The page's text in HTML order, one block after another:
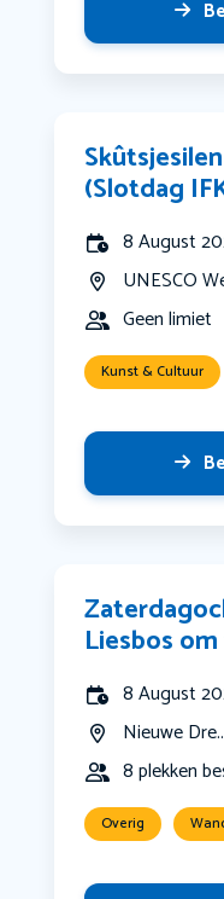
(Slotdag
8 August
UNESCO
Geen limiet
Kunst & Cultuur
Liesbos
8 August
Nieuwe
8 plekken
Overig